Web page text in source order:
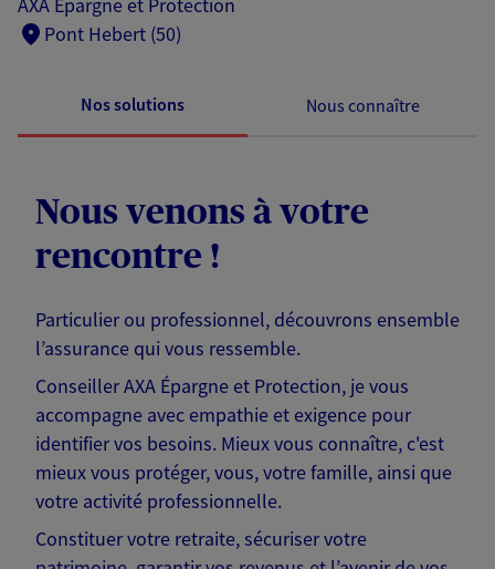
AXA Epargne et Protection
Pont Hebert (50)
Nos solutions Nous connaître
Nous venons à votre
rencontre !
Particulier ou professionnel, découvrons ensemble
l’assurance qui vous ressemble.
Conseiller AXA Épargne et Protection, je vous
accompagne avec empathie et exigence pour
identifier vos besoins. Mieux vous connaître, c'est
mieux vous protéger, vous, votre famille, ainsi que
votre activité professionnelle.
Constituer votre retraite, sécuriser votre